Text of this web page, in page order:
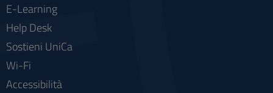
E-Learning
Help Desk
Sostieni UniCa
Wi-Fi
Accessibilità